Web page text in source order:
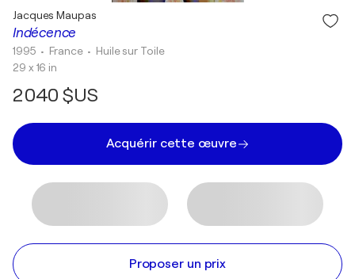
Indécence
Jacques Maupas
1995 • France • Huile sur Toile
29 x 16 in
2 040 $US
Acquérir cette œuvre
Proposer un prix